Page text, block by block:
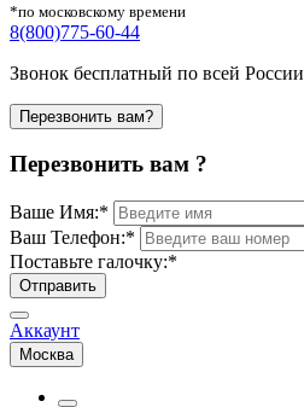
*по московскому времени
8(800)775-60-44
Звонок бесплатный по всей России
Перезвонить вам?
Перезвонить вам ?
Ваше Имя:*
Ваш Телефон:*
Поставьте галочку:*
Отправить
Аккаунт
Москва